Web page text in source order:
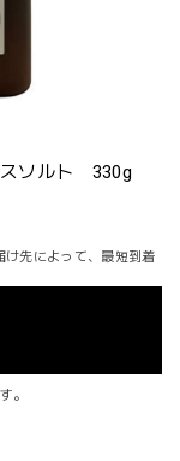
スソルト 330g
先によって、最短到着
。